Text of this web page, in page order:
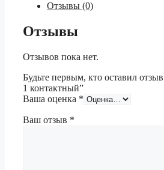
Отзывы (0)
Отзывы
Отзывов пока нет.
Будьте первым, кто оставил
1 контактный”
Ваша оценка *
Ваш отзыв *